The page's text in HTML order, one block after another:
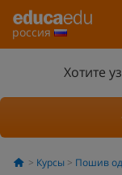
россия
Хотите
Курсы Пошив